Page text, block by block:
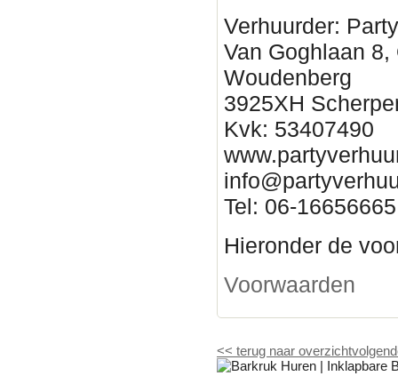
Verhuurder:
Van Goghlaan
Woudenberg
3925XH
Kvk: 53407490
Tel: 06-16656665
Hieronder de
Voorwaarden
<< terug naar overzicht